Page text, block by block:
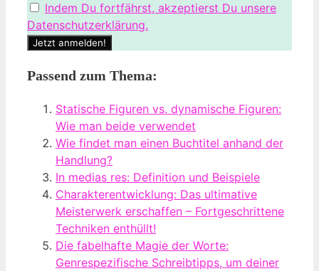
Indem Du fortfährst, akzeptierst Du unsere
Datenschutzerklärung.
Passend zum Thema:
Statische Figuren vs. dynamische Figuren:
Wie man beide verwendet
Wie findet man einen Buchtitel anhand der
Handlung?
In medias res: Definition und Beispiele
Charakterentwicklung: Das ultimative
Meisterwerk erschaffen – Fortgeschrittene
Techniken enthüllt!
Die fabelhafte Magie der Worte:
Genrespezifische Schreibtipps, um deiner